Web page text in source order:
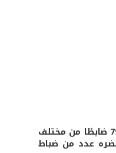
جرى في كلية فؤاد شهاب للقيادة والأركان احتفال تخريج الدفعة التاسعة والثلاثين لدورة قائد كتيبة، وقوامها 79 ضابطًا من مختلف
عدد من ضباط